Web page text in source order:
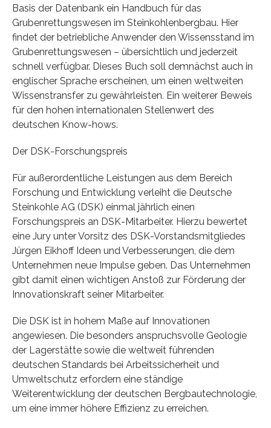
Basis der Datenbank ein Handbuch für das
Grubenrettungswesen im Steinkohlenbergbau. Hier
findet der betriebliche Anwender den Wissensstand im
Grubenrettungswesen – übersichtlich und jederzeit
schnell verfügbar. Dieses Buch soll demnächst auch in
englischer Sprache erscheinen, um einen weltweiten
Wissenstransfer zu gewährleisten. Ein weiterer Beweis
für den hohen internationalen Stellenwert des
deutschen Know-hows.
Der DSK-Forschungspreis
Für außerordentliche Leistungen aus dem Bereich
Forschung und Entwicklung verleiht die Deutsche
Steinkohle AG (DSK) einmal jährlich einen
Forschungspreis an DSK-Mitarbeiter. Hierzu bewertet
eine Jury unter Vorsitz des DSK-Vorstandsmitgliedes
Jürgen Eikhoff Ideen und Verbesserungen, die dem
Unternehmen neue Impulse geben. Das Unternehmen
gibt damit einen wichtigen Anstoß zur Förderung der
Innovationskraft seiner Mitarbeiter.
Die DSK ist in hohem Maße auf Innovationen
angewiesen. Die besonders anspruchsvolle Geologie
der Lagerstätte sowie die weltweit führenden
deutschen Standards bei Arbeitssicherheit und
Umweltschutz erfordern eine ständige
Weiterentwicklung der deutschen Bergbautechnologie,
um eine immer höhere Effizienz zu erreichen.